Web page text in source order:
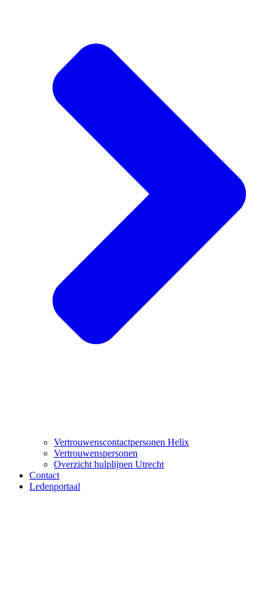
Vertrouwenscontactpersonen Helix
Vertrouwenspersonen
Overzicht hulplijnen Utrecht
Contact
Ledenportaal